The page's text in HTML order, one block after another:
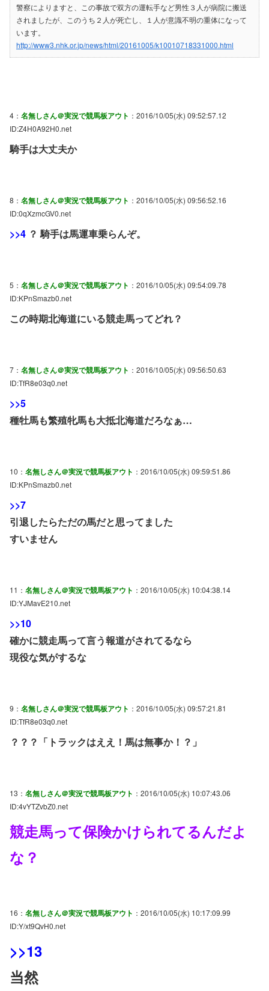
警察によりますと、この事故で双方の運転手など男性３人が病院に搬送
されましたが、このうち２人が死亡し、１人が意識不明の重体になって
います。
http://www3.nhk.or.jp/news/html/20161005/k10010718331000.html
4： 名無しさん＠実況で競馬板アウト ：2016/10/05(水) 09:52:57.12
ID:Z4H0A92H0.net
騎手は大丈夫か
8： 名無しさん＠実況で競馬板アウト ：2016/10/05(水) 09:56:52.16
ID:0qXzmcGV0.net
>>4 ？ 騎手は馬運車乗らんぞ。
5： 名無しさん＠実況で競馬板アウト ：2016/10/05(水) 09:54:09.78
ID:KPnSmazb0.net
この時期北海道にいる競走馬ってどれ？
7： 名無しさん＠実況で競馬板アウト ：2016/10/05(水) 09:56:50.63
ID:TfR8e03q0.net
>>5
種牡馬も繁殖牝馬も大抵北海道だろなぁ…
10： 名無しさん＠実況で競馬板アウト ：2016/10/05(水) 09:59:51.86
ID:KPnSmazb0.net
>>7
引退したらただの馬だと思ってました
すいません
11： 名無しさん＠実況で競馬板アウト ：2016/10/05(水) 10:04:38.14
ID:YJMavE210.net
>>10
確かに競走馬って言う報道がされてるなら
現役な気がするな
9： 名無しさん＠実況で競馬板アウト ：2016/10/05(水) 09:57:21.81
ID:TfR8e03q0.net
？？？「トラックはええ！馬は無事か！？」
13： 名無しさん＠実況で競馬板アウト ：2016/10/05(水) 10:07:43.06
ID:4vYTZvbZ0.net
競走馬って保険かけられてるんだよ
な？
16： 名無しさん＠実況で競馬板アウト ：2016/10/05(水) 10:17:09.99
ID:Y/xt9QvH0.net
>>13
当然